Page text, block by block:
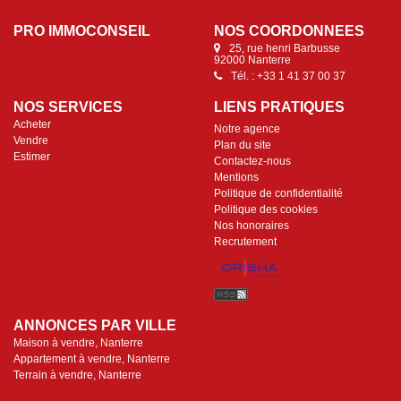
PRO IMMOCONSEIL NOS COORDONNÉES
25, rue henri Barbusse
92000 Nanterre
Tél. : +33 1 41 37 00 37
NOS SERVICES
Acheter
Vendre
Estimer
LIENS PRATIQUES
Notre agence
Plan du site
Contactez-nous
Mentions
Politique de confidentialité
Politique des cookies
Nos honoraires
Recrutement
ANNONCES PAR VILLE
Maison à vendre, Nanterre
Appartement à vendre, Nanterre
Terrain à vendre, Nanterre